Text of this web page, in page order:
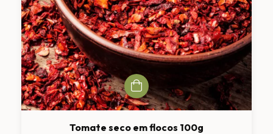
Tomate seco em flocos 100g